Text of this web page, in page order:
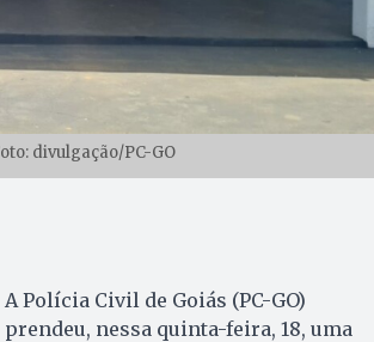
divulgação/PC-GO
A Polícia Civil de Goiás (PC-GO)
prendeu, nessa quinta-feira, 18, uma